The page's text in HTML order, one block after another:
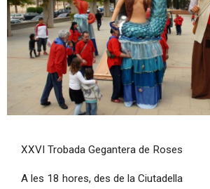
XXVI Trobada Gegantera de Roses
A les 18 hores, des de la Ciutadella